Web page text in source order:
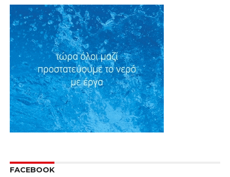
ΕΠΙΚΑΙΡΟΤΗΤΑ
Συνέλευση της Οργάνωσης
Μελών ΣΥΡΙΖΑ Κοζάνης
By Δυτική Μακεδονία
Posted on27 Νοεμβρίου 2013